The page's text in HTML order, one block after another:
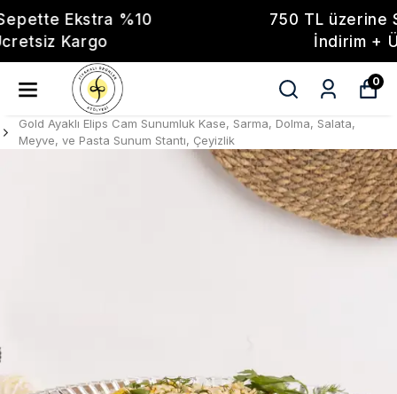
750 TL üzerine Sepette Ekstra %10
İndirim + Ücretsiz Kargo
0
Gold Ayaklı Elips Cam Sunumluk Kase, Sarma, Dolma, Salata,
Meyve, ve Pasta Sunum Stantı, Çeyizlik